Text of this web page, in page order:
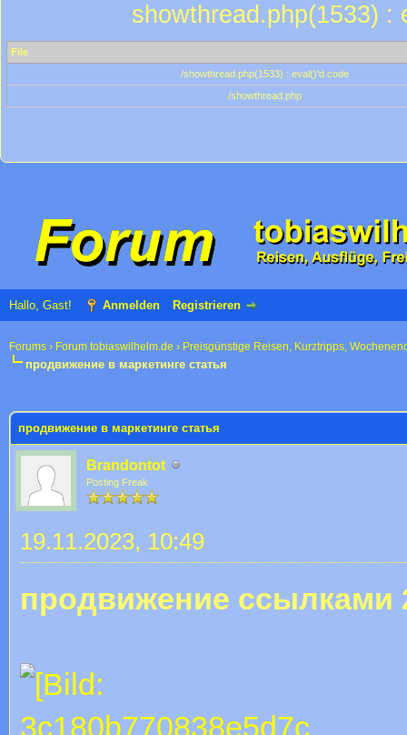
showthread.php(1533) :
File
/showthread.php(1533) : eval()'d code
/showthread.php
Hallo, Gast! Anmelden Registrieren
Forums › Forum tobiaswilhelm.de › Preisgünstige Reisen, Kurztripps,
продвижение в маркетинге статья
продвижение в маркетинге статья
Brandontot
Posting Freak
19.11.2023, 10:49
продвижение ссылками